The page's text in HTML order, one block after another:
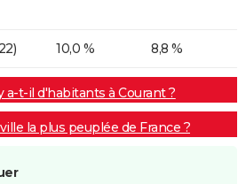
10,0 % 8,8 %
a-t-il d'habitants à Courant ?
la plus peuplée de France ?